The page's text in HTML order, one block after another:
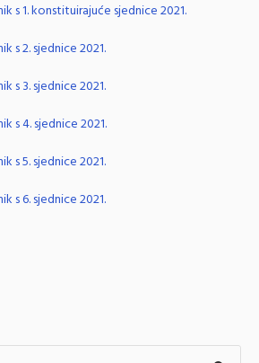
s 1. konstituirajuće sjednice 2021.
s 2. sjednice 2021.
s 3. sjednice 2021.
s 4. sjednice 2021.
s 5. sjednice 2021.
s 6. sjednice 2021.